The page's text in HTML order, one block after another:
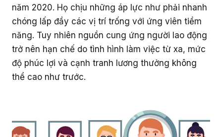
Giáo dục
năm 2020. Họ chịu những áp lực như phải nhanh
chóng lấp đầy các vị trí trống với ứng viên tiềm
năng. Tuy nhiên nguồn cung ứng người lao động
trở nên hạn chế do tình hình làm việc từ xa, mức
độ phúc lợi và cạnh tranh lương thưởng không
thể cao như trước.